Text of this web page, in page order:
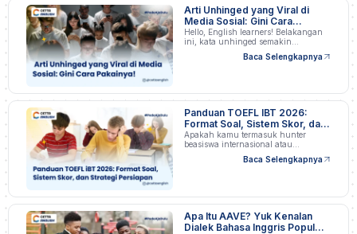
Arti Unhinged yang Viral di
Media Sosial: Gini Cara
Pakainya!
Hello, English learners! Belakangan
ini, kata unhinged semakin…
Baca Selengkapnya
Panduan TOEFL IBT 2026:
Format Soal, Sistem Skor, dan
Strategi Persiapan
Apakah kamu termasuk hunter
beasiswa internasional atau
Baca Selengkapnya
Apa Itu AAVE? Yuk Kenalan
Dialek Bahasa Inggris Populer